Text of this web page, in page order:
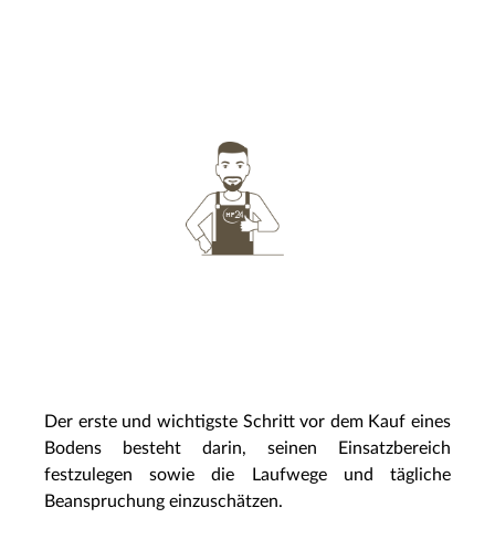
Der erste und wichtigste Schritt vor dem Kauf eines
Bodens besteht darin, seinen Einsatzbereich
festzulegen sowie die Laufwege und tägliche
Beanspruchung einzuschätzen.